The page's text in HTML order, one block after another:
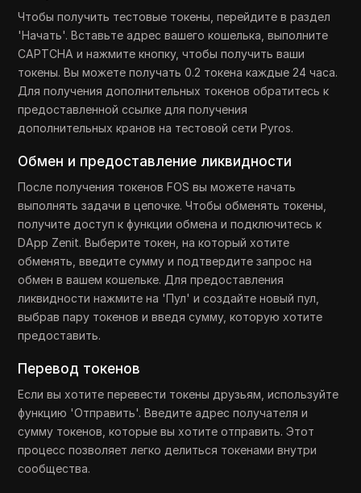
Чтобы получить тестовые токены, перейдите в раздел
'Начать'. Вставьте адрес вашего кошелька, выполните
CAPTCHA и нажмите кнопку, чтобы получить ваши
токены. Вы можете получать 0.2 токена каждые 24 часа.
Для получения дополнительных токенов обратитесь к
предоставленной ссылке для получения
дополнительных кранов на тестовой сети Pyros.
Обмен и предоставление ликвидности
После получения токенов FOS вы можете начать
выполнять задачи в цепочке. Чтобы обменять токены,
получите доступ к функции обмена и подключитесь к
DApp Zenit. Выберите токен, на который хотите
обменять, введите сумму и подтвердите запрос на
обмен в вашем кошельке. Для предоставления
ликвидности нажмите на 'Пул' и создайте новый пул,
выбрав пару токенов и введя сумму, которую хотите
предоставить.
Перевод токенов
Если вы хотите перевести токены друзьям, используйте
функцию 'Отправить'. Введите адрес получателя и
сумму токенов, которые вы хотите отправить. Этот
процесс позволяет легко делиться токенами внутри
сообщества.